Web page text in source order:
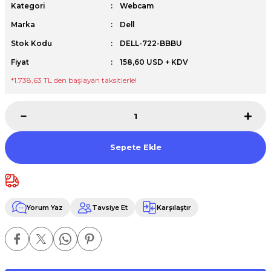
Kategori Webcam
Marka Dell
Stok Kodu DELL-722-BBBU
Fiyat
158,60 USD + KDV
*1.738,63 TL den başlayan taksitlerle!
Sepete Ekle
Yorum Yaz Tavsiye Et Karşılaştır